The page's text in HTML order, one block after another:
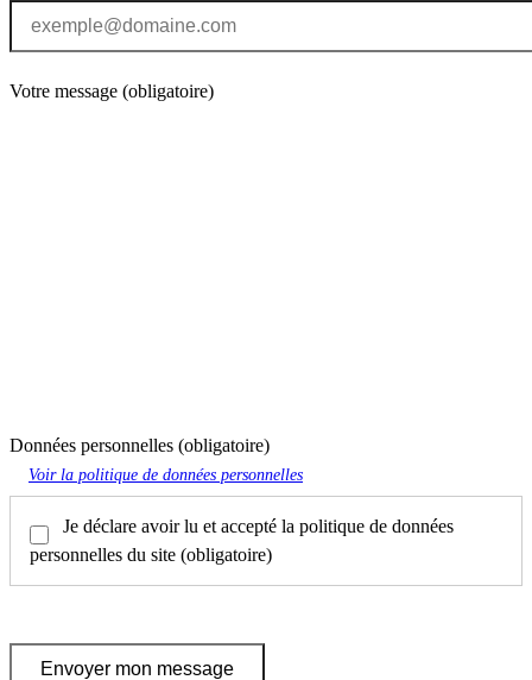
Votre message (obligatoire)
Données personnelles (obligatoire)
Voir la politique de données personnelles
Je déclare avoir lu et accepté la politique de données
personnelles du site (obligatoire)
Envoyer mon message